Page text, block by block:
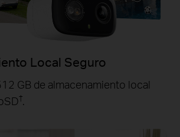
Local Seguro
GB de almacenamiento local
†.